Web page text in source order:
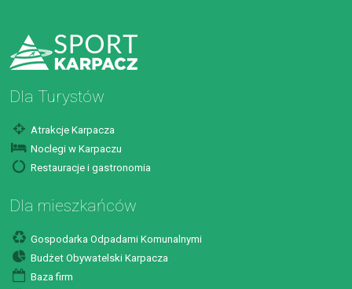
Dla Turystów
Atrakcje Karpacza
Noclegi w Karpaczu
Restauracje i gastronomia
Dla mieszkańców
Gospodarka Odpadami Komunalnymi
Budżet Obywatelski Karpacza
Baza firm